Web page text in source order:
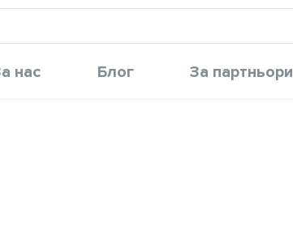
нас Блог За партньори